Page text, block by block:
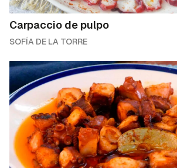
Carpaccio de pulpo
SOFÍA DE LA TORRE